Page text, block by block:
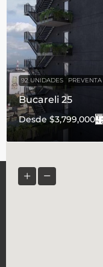
92 UNIDADES PREVENTA
Bucareli 25
Desde$3,799,000